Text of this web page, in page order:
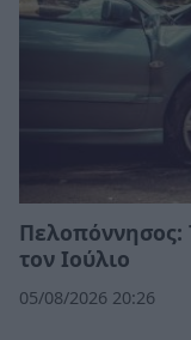
Πελοπόννησος:
τον Ιούλιο
05/08/2026 20:26